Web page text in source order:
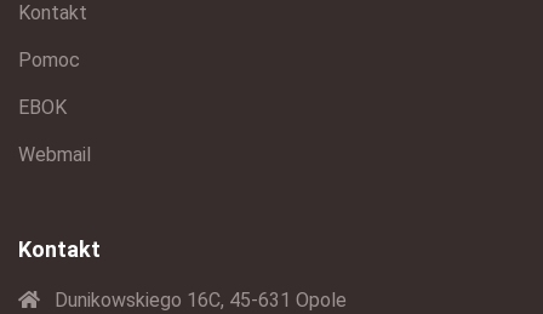
Kontakt
Pomoc
EBOK
Webmail
Kontakt
Dunikowskiego 16C, 45-631 Opole